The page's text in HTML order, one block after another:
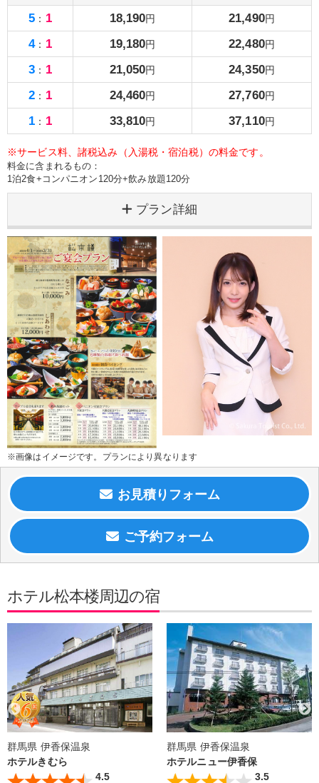
5 ： 1 18,190円 21,490円
4： 1 19,180円 22,480円
3 ： 1 21,050円 24,350円
2 ： 1 24,460円 27,760円
1 ： 1 33,810円 37,110円
※サービス料、諸税込み（入湯税・宿泊税）の料金です。
料金に含まれるもの：
1泊2食+コンパニオン120分+飲み放題120分
プラン詳細
※画像はイメージです。プランにより異なります
ホテル松本楼周辺の宿
群馬県 伊香保温泉
ホテルきむら
4.5
群馬県 伊香保温泉
ホテルニュー伊香保
3.5